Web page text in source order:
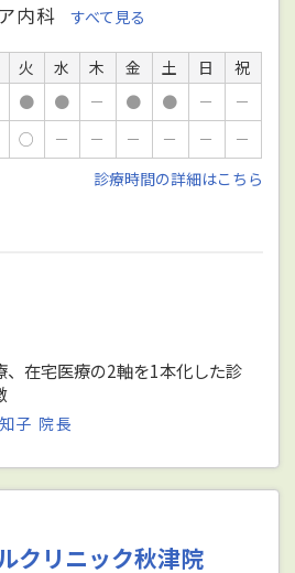
内科 すべて見る
火 水 木 金 土 日
祝
● ● － ● ● －
－
○ － － － － －
－
診療時間の詳細はこちら
、在宅医療の2軸を1本化した診
子 院長
クリニック秋津院